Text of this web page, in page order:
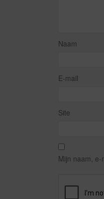
Naam
E-mail
Site
Mijn naam,